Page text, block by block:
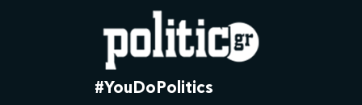
#YouDoPolitics